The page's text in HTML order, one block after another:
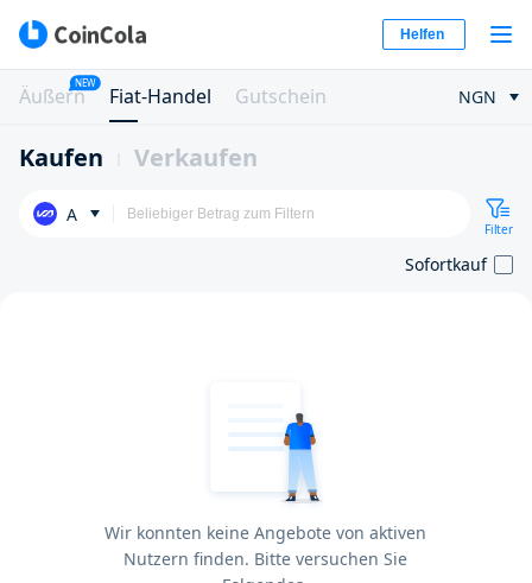
Helfen
Äußern
NEW
Fiat-Handel Gutschein NGN
Kaufen Verkaufen
A
Filter
Sofortkauf
Wir konnten keine Angebote von aktiven
Nutzern finden. Bitte versuchen Sie